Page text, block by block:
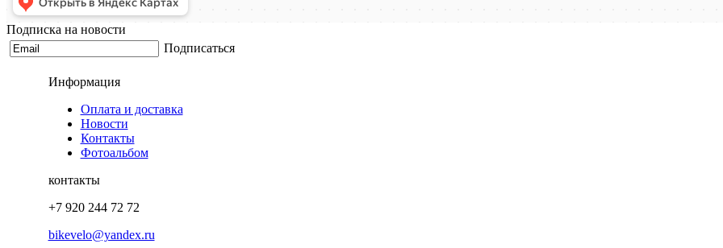
Подписка на новости
Подписаться
Информация
Оплата и доставка
Новости
Контакты
Фотоальбом
контакты
+7 920 244 72 72
bikevelo@yandex.ru